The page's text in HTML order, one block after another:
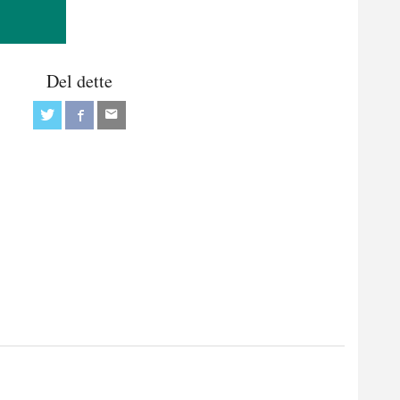
Del dette